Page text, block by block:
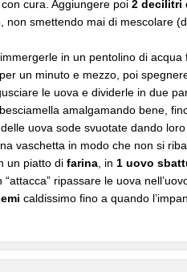
cura. Aggiungere poi 2 decilitri
non smettendo mai di mescolare
in un pentolino di acqua
un minuto e mezzo, poi
le uova e dividerle in due
amalgamando bene,
uova sode svuotate dando
vaschetta in modo che non si
un piatto di farina , in 1 uovo
ripassare le uova
caldissimo fino a quando